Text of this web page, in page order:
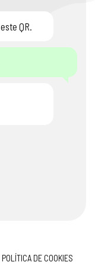
este QR.
POLÍTICA DE COOKIES